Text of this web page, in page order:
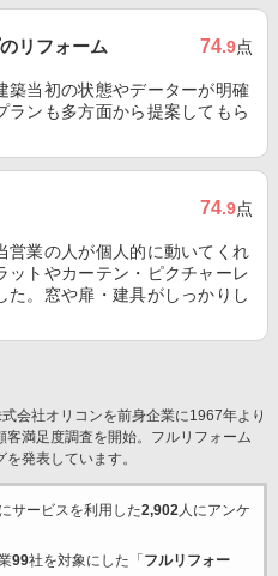
リフォーム 74.9点
築当初の状態やデーターが明確
ランも多方面から提案してもら
74.9点
営業の人が個人的に動いてくれ
ットやカーテン・ピクチャーレ
た。窓や扉・建具がしっかりし
会社オリコンを前身企業に1967年より
満足度調査を開始。フルリフォーム
発表しています。
サービスを利用した2,902人にアンケ
99社を対象にした「 フルリフォー